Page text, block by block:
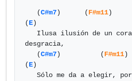
   (
C#m7)      (F#m11)
(E)
desgracia,
   (
C#m7)          (F#m11)
(E)